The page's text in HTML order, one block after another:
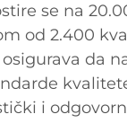
se na
od 2.400
da
i